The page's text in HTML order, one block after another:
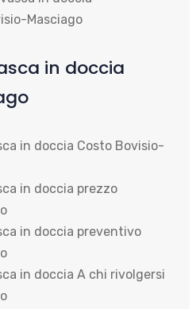
Masciago
in doccia
in doccia Costo Bovisio-
in doccia prezzo
in doccia preventivo
in doccia A chi rivolgersi